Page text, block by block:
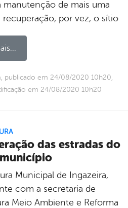
manutenção de mais uma
recuperação, por vez, o sítio
publicado em 24/08/2020 10h20,
em 24/08/2020 10h20
das estradas do
Municipal de Ingazeira,
com a secretaria de
Meio Ambiente e Reforma